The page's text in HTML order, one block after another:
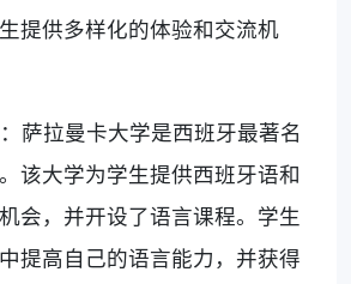
提供多样化的体验和交流机
萨拉曼卡大学是西班牙最著名
该大学为学生提供西班牙语和
会，并开设了语言课程。学生
提高自己的语言能力，并获得